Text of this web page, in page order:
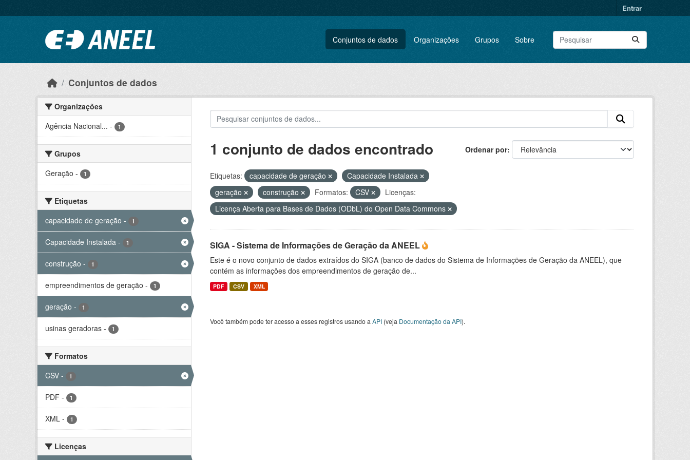
Entrar
Conjuntos de dados Organizações Grupos Sobre
Conjuntos de dados
Organizações
Agência Nacional... - 1
Grupos
Geração - 1
Etiquetas
capacidade de geração - 1
Capacidade Instalada - 1
construção - 1
empreendimentos de geração - 1
geração - 1
usinas geradoras - 1
Formatos
CSV - 1
PDF - 1
XML - 1
Licenças
Ordenar por
1 conjunto de dados encontrado
Etiquetas: capacidade de geração
Capacidade Instalada
geração
construção Formatos: CSV
Licenças:
Licença Aberta para Bases de Dados (ODbL) do Open Data Commons
SIGA - Sistema de Informações de Geração da ANEEL
Este é o novo conjunto de dados extraídos do SIGA (banco de dados do Sistema de Informações de Geração da ANEEL), que
contém as informações dos empreendimentos de geração de...
PDF CSV XML
Você também pode ter acesso a esses registros usando a API(veja Documentação da API).